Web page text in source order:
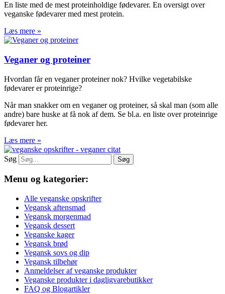
En liste med de mest proteinholdige fødevarer. En oversigt over
veganske fødevarer med mest protein.
Læs mere »
Veganer og proteiner
Hvordan får en veganer proteiner nok? Hvilke vegetabilske
fødevarer er proteinrige?
Når man snakker om en veganer og proteiner, så skal man (som alle
andre) bare huske at få nok af dem. Se bl.a. en liste over proteinrige
fødevarer her.
Læs mere »
Søg Søg
Menu og kategorier:
Alle veganske opskrifter
Vegansk aftensmad
Vegansk morgenmad
Vegansk dessert
Veganske kager
Vegansk brød
Vegansk sovs og dip
Vegansk tilbehør
Anmeldelser af veganske produkter
Veganske produkter i dagligvarebutikker
FAQ og Blogartikler